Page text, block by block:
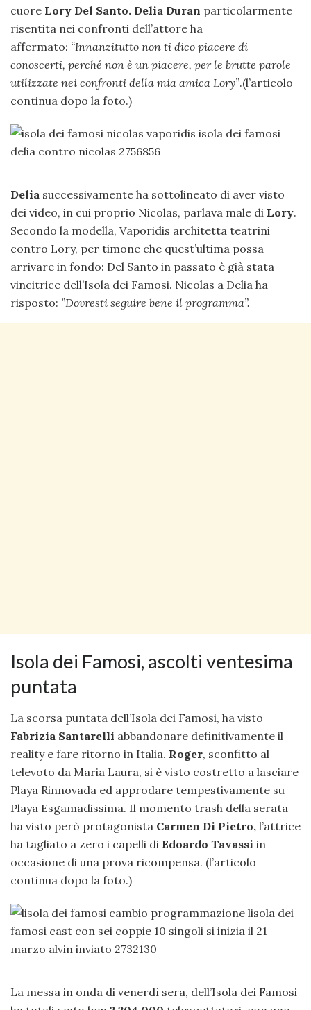
cuore Lory Del Santo. Delia Duran particolarmente
risentita nei confronti dell’attore ha
affermato: “Innanzitutto non ti dico piacere di
conoscerti, perché non è un piacere, per le brutte parole
utilizzate nei confronti della mia amica Lory”.(l’articolo
continua dopo la foto.)
Delia successivamente ha sottolineato di aver visto
dei video, in cui proprio Nicolas, parlava male di Lory.
Secondo la modella, Vaporidis architetta teatrini
contro Lory, per timone che quest’ultima possa
arrivare in fondo: Del Santo in passato è già stata
vincitrice dell’Isola dei Famosi. Nicolas a Delia ha
risposto: ”Dovresti seguire bene il programma”.
Isola dei Famosi, ascolti ventesima
puntata
La scorsa puntata dell’Isola dei Famosi, ha visto
Fabrizia Santarelli abbandonare definitivamente il
reality e fare ritorno in Italia. Roger, sconfitto al
televoto da Maria Laura, si è visto costretto a lasciare
Playa Rinnovada ed approdare tempestivamente su
Playa Esgamadissima. Il momento trash della serata
ha visto però protagonista Carmen Di Pietro, l’attrice
ha tagliato a zero i capelli di Edoardo Tavassi in
occasione di una prova ricompensa. (l’articolo
continua dopo la foto.)
La messa in onda di venerdì sera, dell’Isola dei Famosi